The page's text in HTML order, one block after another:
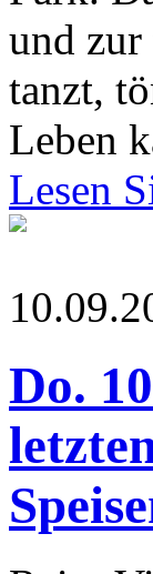
und zur
tanzt,
Leben
Lesen
Do.